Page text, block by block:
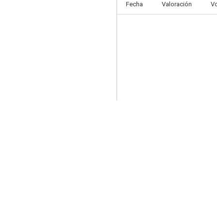
Fecha Valoración